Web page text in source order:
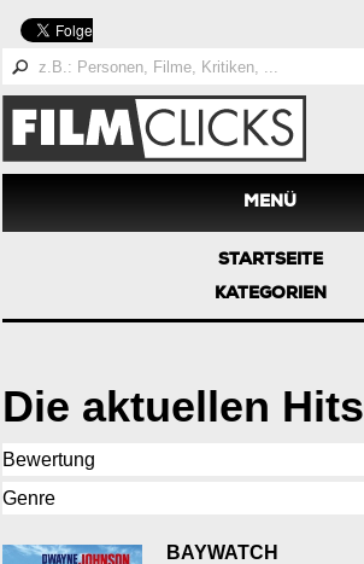
MENÜ
STARTSEITE
KATEGORIEN
Die aktuellen Hits
BAYWATCH